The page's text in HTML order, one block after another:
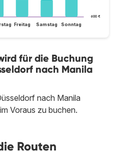
600 €
Freitag Samstag Sonntag
für die Buchung
nach Manila
nach Manila
Voraus zu buchen.
Routen